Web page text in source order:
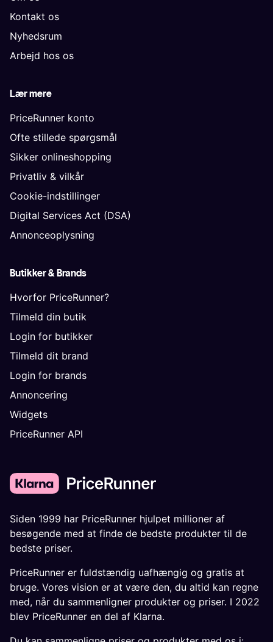
Kontakt os
Nyhedsrum
Arbejd hos os
Lær mere
PriceRunner konto
Ofte stillede spørgsmål
Sikker onlineshopping
Privatliv & vilkår
Cookie-indstillinger
Digital Services Act (DSA)
Annonceoplysning
Butikker & Brands
Hvorfor PriceRunner?
Tilmeld din butik
Login for butikker
Tilmeld dit brand
Login for brands
Annoncering
Widgets
PriceRunner API
Siden 1999 har PriceRunner hjulpet millioner af
besøgende med at finde de bedste produkter til de
bedste priser.
PriceRunner er fuldstændig uafhængig og gratis at
bruge. Vores vision er at være den, du altid kan regne
med, når du sammenligner produkter og priser. I 2022
blev PriceRunner en del af Klarna.